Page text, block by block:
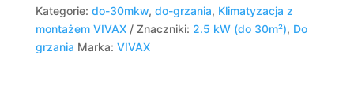
Kategorie: do-30mkw, do-grzania, Klimatyzacja z
montażem VIVAX
Znaczniki: 2.5 kW (do 30m²), Do
grzania Marka: VIVAX